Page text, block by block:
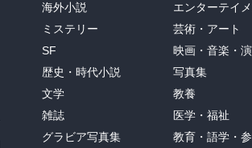
海外小説
ミステリー
SF
歴史・時代小説
文学
雑誌
グラビア写真集
エンターテイ
芸術・アート
映画・音楽・演
写真集
教養
医学・福祉
教育・語学・